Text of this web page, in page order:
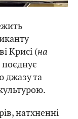
Крисі (на
поєднує
джазу та
натхненні